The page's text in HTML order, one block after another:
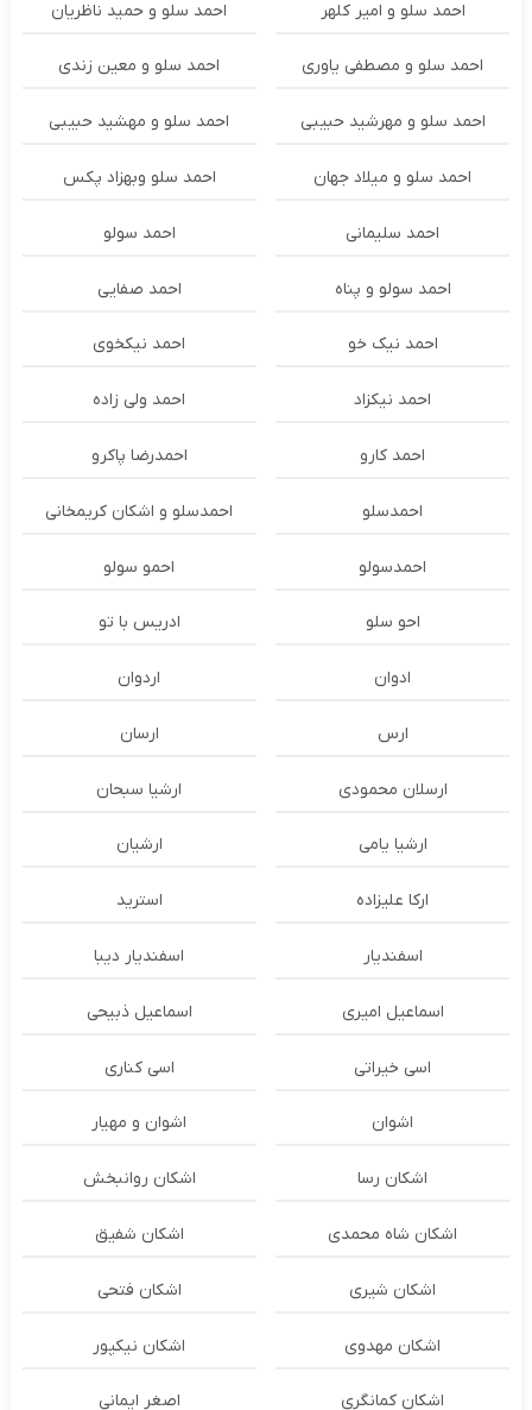
احمد سلو و امیر کلهر احمد سلو و حمید ناظریان
احمد سلو و مصطفی یاوری احمد سلو و معین زندی
احمد سلو و مهرشید حبیبی احمد سلو و مهشید حبیبی
احمد سلو و میلاد جهان احمد سلو وبهزاد پکس
احمد سلیمانی احمد سولو
احمد سولو و پناه احمد صفایی
احمد نیک خو احمد نیکخوی
احمد نیکزاد احمد ولی زاده
احمد کارو احمدرضا پاکرو
احمدسلو احمدسلو و اشکان کریمخانی
احمدسولو احمو سولو
احو سلو ادریس با تو
ادوان اردوان
ارس ارسان
ارسلان محمودی ارشیا سبحان
ارشیا یامی ارشیان
ارکا علیزاده استرید
اسفندیار اسفندیار دیبا
اسماعیل امیری اسماعیل ذبیحی
اسی خیراتی اسی کناری
اشوان اشوان و مهیار
اشکان رسا اشکان روانبخش
اشکان شاه محمدی اشکان شفیق
اشکان شیری اشکان فتحی
اشکان مهدوی اشکان نیکپور
اشکان‌ کمانگری اصغر ایمانی